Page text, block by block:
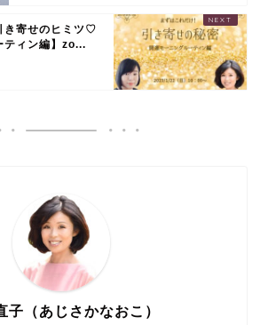
き寄せのヒミツ♡
ティン編】zo...
子（あじさかなおこ）